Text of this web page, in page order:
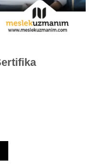
adet